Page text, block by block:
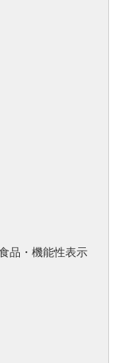
品・機能性表示